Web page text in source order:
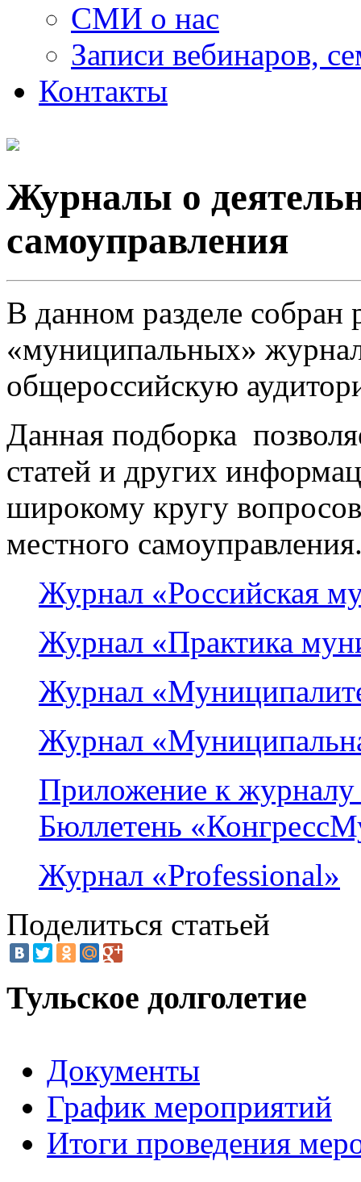
СМИ о нас
Записи вебинаров,
Контакты
Журналы о
самоуправления
В данном разделе собран
«муниципальных»
общероссийскую
Данная подборка
статей и других
широкому кругу
местного
Журнал «Российская
Журнал «Практика
Журнал
Журнал
Приложение к
Бюллетень
Журнал «Professional»
Поделиться статьей
Тульское долголетие
Документы
График мероприятий
Итоги проведения